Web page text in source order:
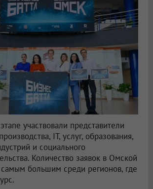
участвовали представители
IT, услуг, образования,
и социального
Количество заявок в Омской
самым большим среди регионов, где